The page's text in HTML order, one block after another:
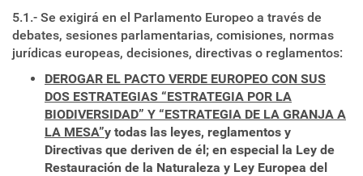
5.1.- Se exigirá en el Parlamento Europeo a través de
debates, sesiones parlamentarias, comisiones, normas
jurídicas europeas, decisiones, directivas o reglamentos:
DEROGAR EL PACTO VERDE EUROPEO CON SUS
DOS ESTRATEGIAS “ESTRATEGIA POR LA
BIODIVERSIDAD” Y “ESTRATEGIA DE LA GRANJA A
LA MESA”y todas las leyes, reglamentos y
Directivas que deriven de él; en especial la Ley de
Restauración de la Naturaleza y Ley Europea del